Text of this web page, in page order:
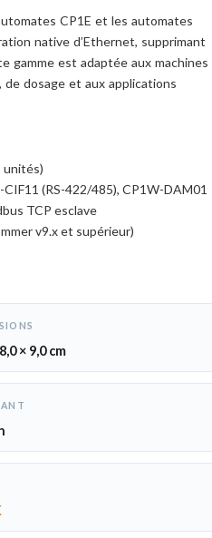
CP1E et les automates
native d’Ethernet, supprimant
gamme est adaptée aux machines
de dosage et aux applications
unités)
(RS-422/485), CP1W-DAM01
TCP esclave
v9.x et supérieur)
× 9,0 cm